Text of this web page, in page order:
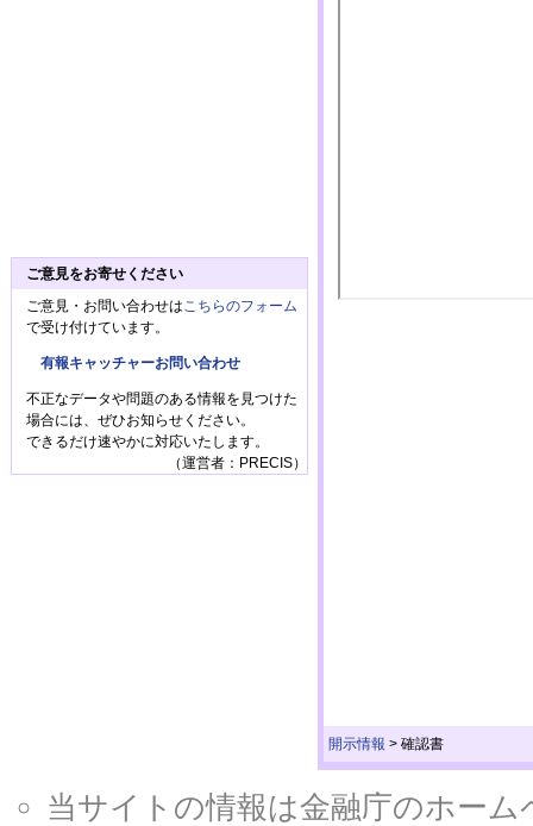
開示情報 > 確認書
ご意見をお寄せください
ご意見・お問い合わせは こちらのフォーム
で受け付けています。
有報キャッチャーお問い合わせ
不正なデータや問題のある情報を見つけた
場合には、ぜひお知らせください。
できるだけ速やかに対応いたします。
（運営者：PRECIS）
当サイトの情報は金融庁のホー